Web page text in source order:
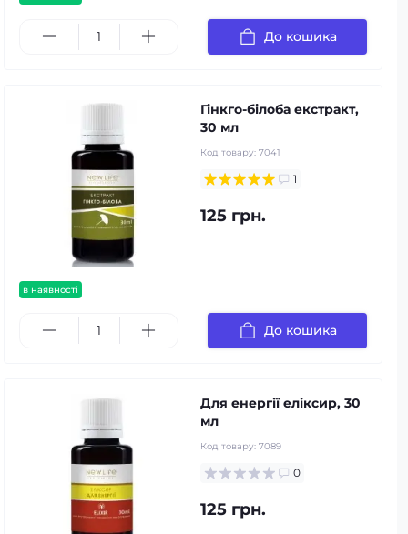
До кошика
в наявності
Гінкго-білоба екстракт,
30 мл
Код товару: 7041
1
125 грн.
До кошика
Для енергії еліксир, 30
мл
Код товару: 7089
0
125 грн.